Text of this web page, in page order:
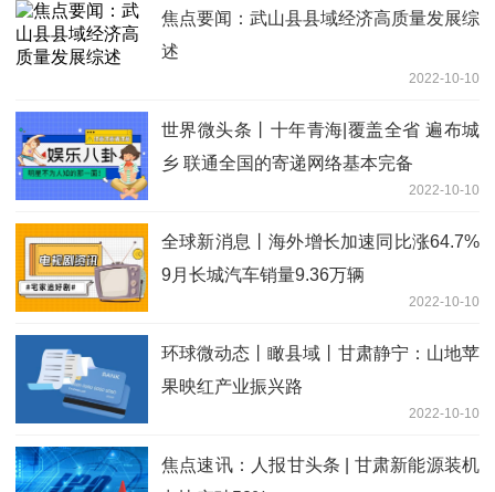
焦点要闻：武山县县域经济高质量发展综
述
2022-10-10
世界微头条丨十年青海|覆盖全省 遍布城
乡 联通全国的寄递网络基本完备
2022-10-10
全球新消息丨海外增长加速同比涨64.7%
9月长城汽车销量9.36万辆
2022-10-10
环球微动态丨瞰县域丨甘肃静宁：山地苹
果映红产业振兴路
2022-10-10
焦点速讯：人报甘头条 | 甘肃新能源装机